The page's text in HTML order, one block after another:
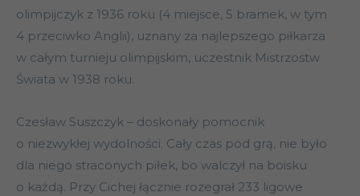
olimpijczyk z 1936 roku (4 miejsce, 5 bramek, w tym
4 przeciwko Anglii), uznany za najlepszego piłkarza
w całym turnieju olimpijskim, uczestnik Mistrzostw
Świata w 1938 roku.
Czesław Suszczyk – doskonały pomocnik
o niezwykłej wydolności. Cały czas pod grą, nie było
dla niego straconych piłek, bo walczył na boisku
o każdą. Przy Cichej łącznie rozegrał 233 ligowe